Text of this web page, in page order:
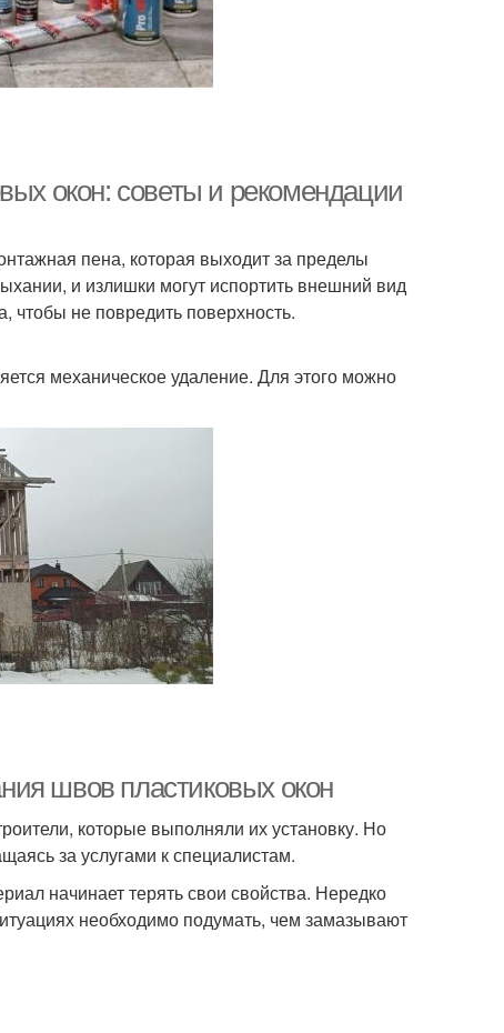
окон: советы и рекомендации
пена, которая выходит за пределы
и излишки могут испортить внешний вид
чтобы не повредить поверхность.
механическое удаление. Для этого можно
швов пластиковых окон
которые выполняли их установку. Но
за услугами к специалистам.
начинает терять свои свойства. Нередко
необходимо подумать, чем замазывают